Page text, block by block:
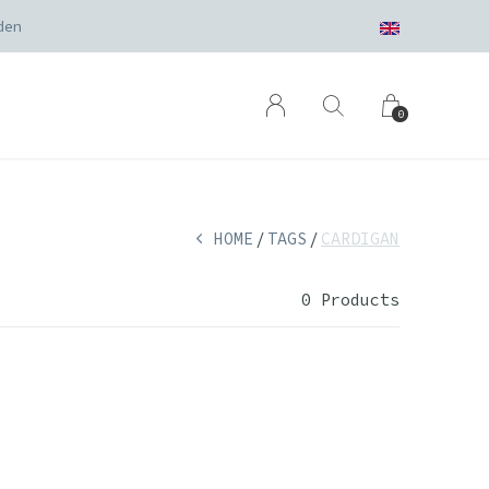
0
HOME TAGS CARDIGAN
0 Products